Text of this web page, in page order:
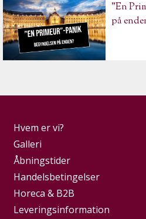
"En
på
Hvem er vi?
Galleri
Åbningstider
Handelsbetingelser
Horeca & B2B
Leveringsinformation